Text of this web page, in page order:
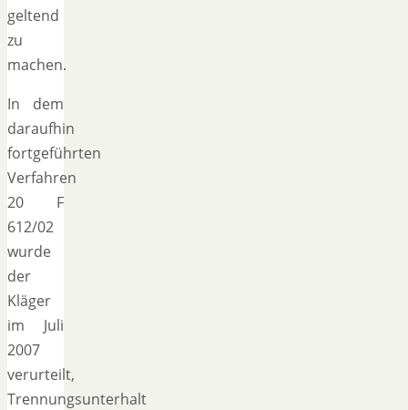
geltend
zu
machen.
In dem
daraufhin
fortgeführten
Verfahren
20 F
612/02
wurde
der
Kläger
im Juli
2007
verurteilt,
Trennungsunterhalt